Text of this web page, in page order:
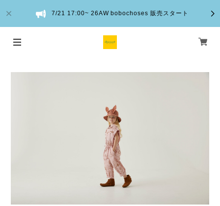
7/21 17:00~ 26AW bobochoses 販売スタート